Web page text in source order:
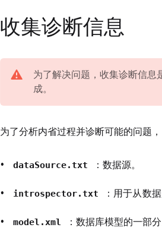
收集诊断信息
为了解决问题，收集诊断信息
成。
为了分析内省过程并诊断可能的问题
dataSource.txt ：数据源。
introspector.txt ：用于从数
model.xml ：数据库模型的一部分